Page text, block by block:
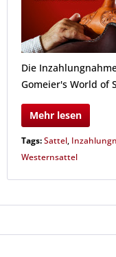
Die
Gomeier's World of
Mehr lesen
Tags:Sattel,
Westernsattel